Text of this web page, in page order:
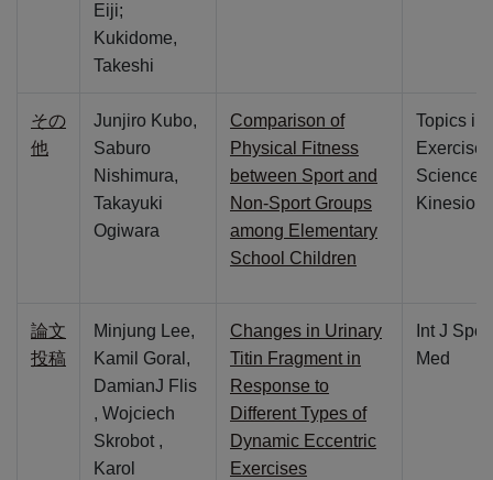
Eiji;
Kukidome,
Takeshi
その
他
Junjiro Kubo,
Saburo
Nishimura,
Takayuki
Ogiwara
Comparison of
Physical Fitness
between Sport and
Non-Sport Groups
among Elementary
School Children
Topics in
Exercise
Science
論文
投稿
Minjung Lee,
Kamil Goral,
DamianJ Flis
, Wojciech
Skrobot ,
Karol
Changes in Urinary
Titin Fragment in
Response to
Different Types of
Dynamic Eccentric
Exercises
Int J
Med